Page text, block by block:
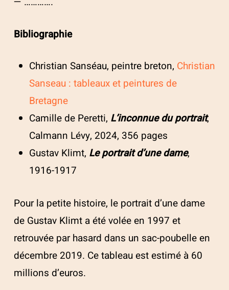
Bibliographie
Christian Sanséau, peintre breton, Christian
Sanseau : tableaux et peintures de
Bretagne
Camille de Peretti, L’inconnue du portrait,
Calmann Lévy, 2024, 356 pages
Gustav Klimt, Le portrait d’une dame,
1916-1917
Pour la petite histoire, le portrait d’une dame
de Gustav Klimt a été volée en 1997 et
retrouvée par hasard dans un sac-poubelle en
décembre 2019. Ce tableau est estimé à 60
millions d’euros.